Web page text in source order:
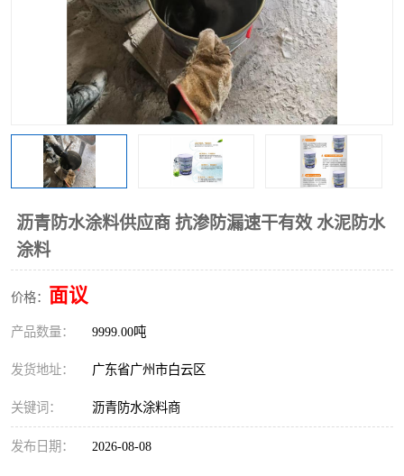
沥青防水涂料供应商 抗渗防漏速干有效 水泥防水
涂料
价格： 面议
产品数量： 9999.00吨
发货地址： 广东省广州市白云区
关键词： 沥青防水涂料商
发布日期： 2026-08-08